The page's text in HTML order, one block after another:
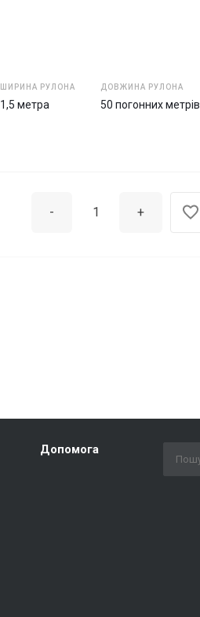
ШИРИНА РУЛОНА
1,5 метра
ДОВЖИНА РУЛОНА
50 погонних метрів
- +
Допомога